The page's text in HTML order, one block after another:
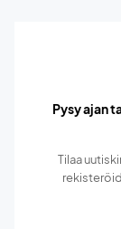
Pysy ajan
Tilaa